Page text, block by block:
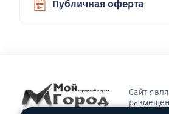
Публичная оферта
Сайт